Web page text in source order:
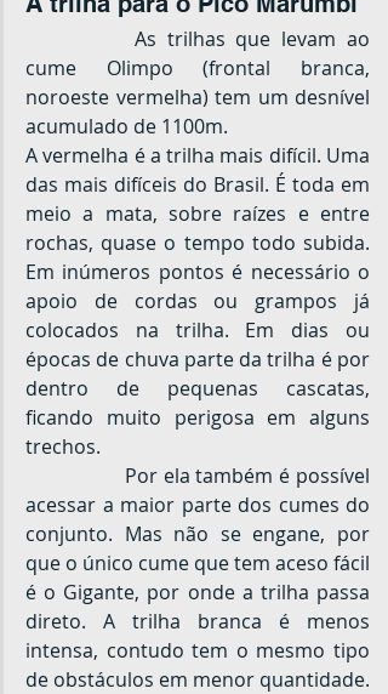
cume Olimpo (frontal branca,
noroeste vermelha) tem um desnível
acumulado de 1100m.
A vermelha é a trilha mais difícil. Uma
das mais difíceis do Brasil. É toda em
meio a mata, sobre raízes e entre
rochas, quase o tempo todo subida.
Em inúmeros pontos é necessário o
apoio de cordas ou grampos já
colocados na trilha. Em dias ou
épocas de chuva parte da trilha é por
dentro de pequenas cascatas,
ficando muito perigosa em alguns
trechos.
acessar a maior parte dos cumes do
conjunto. Mas não se engane, por
que o único cume que tem aceso fácil
é o Gigante, por onde a trilha passa
direto. A trilha branca é menos
intensa, contudo tem o mesmo tipo
de obstáculos em menor quantidade.